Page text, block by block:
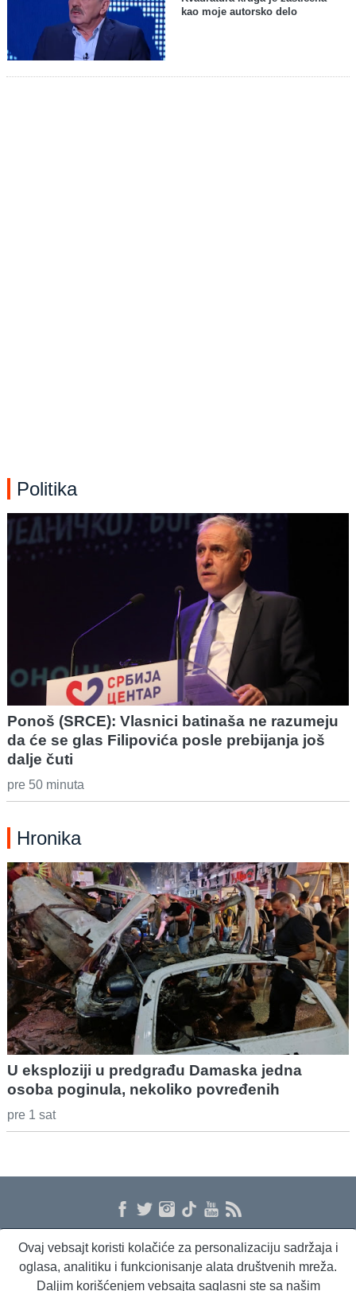
kao moje autorsko delo
Politika
Ponoš (SRCE): Vlasnici batinaša ne razumeju
da će se glas Filipovića posle prebijanja još
dalje čuti
pre 50 minuta
Hronika
U eksploziji u predgrađu Damaska jedna
osoba poginula, nekoliko povređenih
pre 1 sat
O nama Proizvodi i usluge Politika privatnosti Kontakt RSS
Ovaj vebsajt koristi kolačiće za personalizaciju sadržaja i
oglasa, analitiku i funkcionisanje alata društvenih mreža.
Daljim korišćenjem vebsajta saglasni ste sa našim